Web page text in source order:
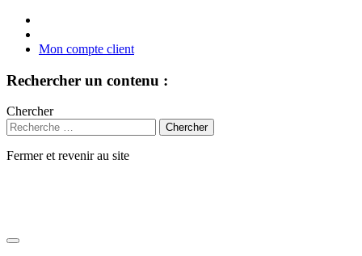
Mon compte client
Rechercher un contenu :
Chercher
Fermer et revenir au site